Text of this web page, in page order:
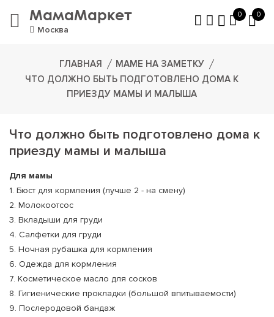
МамаМаркет
Москва
0 0
ГЛАВНАЯ
МАМЕ НА ЗАМЕТКУ
ЧТО ДОЛЖНО БЫТЬ ПОДГОТОВЛЕНО ДОМА К
ПРИЕЗДУ МАМЫ И МАЛЫША
Что должно быть подготовлено дома к
приезду мамы и малыша
Для мамы
1. Бюст для кормления (лучше 2 - на смену)
2. Молокоотсос
3. Вкладыши для груди
4. Салфетки для груди
5. Ночная рубашка для кормления
6. Одежда для кормления
7. Косметическое масло для сосков
8. Гигиенические прокладки (большой впитываемости)
9. Послеродовой бандаж